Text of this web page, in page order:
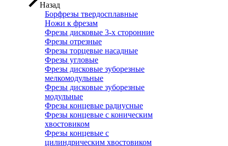
Назад
Борфрезы твердосплавные
Ножи к фрезам
Фрезы дисковые 3-х сторонние
Фрезы отрезные
Фрезы торцевые насадные
Фрезы угловые
Фрезы дисковые зуборезные
мелкомодульные
Фрезы дисковые зуборезные
модульные
Фрезы концевые радиусные
Фрезы концевые с коническим
хвостовиком
Фрезы концевые с
цилиндрическим хвостовиком